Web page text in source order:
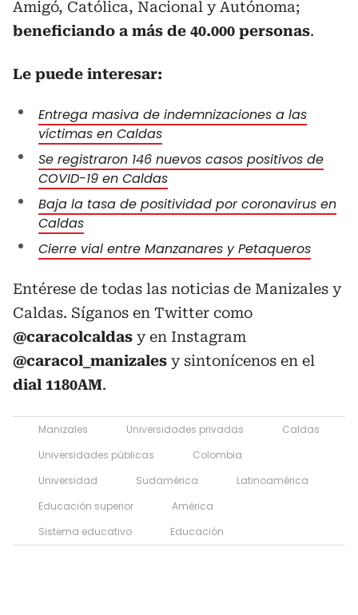
Amigó, Católica, Nacional y Autónoma;
beneficiando a más de 40.000 personas.
Le puede interesar:
Entrega masiva de indemnizaciones a las
víctimas en Caldas
Se registraron 146 nuevos casos positivos de
COVID-19 en Caldas
Baja la tasa de positividad por coronavirus en
Caldas
Cierre vial entre Manzanares y Petaqueros
Entérese de todas las noticias de Manizales y
Caldas. Síganos en Twitter como
@caracolcaldas y en Instagram
@caracol_manizales y sintonícenos en el
dial 1180AM.
Manizales Universidades privadas
Caldas
Universidades públicas
Colombia
Universidad
Sudamérica
Latinoamérica
Educación superior
América
Sistema educativo
Educación